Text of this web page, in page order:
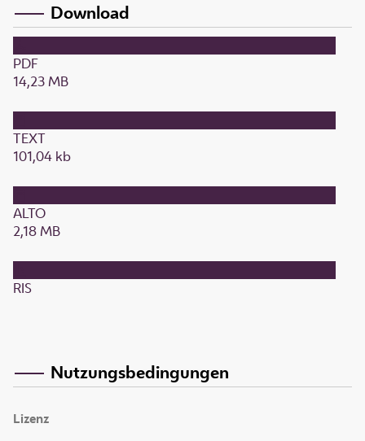
Download
PDF
14,23 MB
TEXT
101,04 kb
ALTO
2,18 MB
RIS
Nutzungsbedingungen
Lizenz